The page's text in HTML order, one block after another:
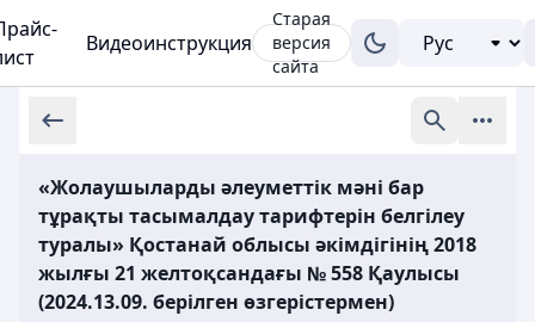
Видеоинструкция
Старая
версия
сайта
«Жолаушыларды әлеуметтік мәні бар
тұрақты тасымалдау тарифтерін белгілеу
туралы» Қостанай облысы әкімдігінің 2018
жылғы 21 желтоқсандағы № 558 Қаулысы
(2024.13.09. берілген өзгерістермен)